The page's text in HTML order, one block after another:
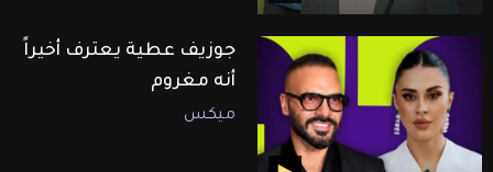
جوزيف عطية يعترف أخيراً
أنه مغروم
ميكس